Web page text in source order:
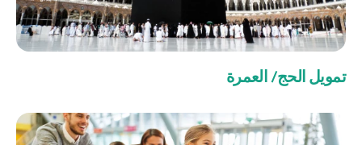
من نحن بوابة التمويل علاقات المستثمرين
مركز رضا العملاء
الفروع وأجهزة الصراف الآلي
رسوم المنتجات والخدمات
الائتمان الإيجاري
تمويل الحج/ العمرة